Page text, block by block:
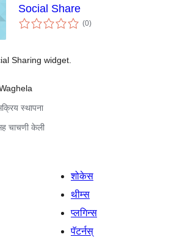
Social Share
(0एकूण
मूल्यांकन
)
Sharing widget.
स्थापना
चाचणी केली
शोकेस
थीम्स
प्लगिन्स
पॅटर्नस्